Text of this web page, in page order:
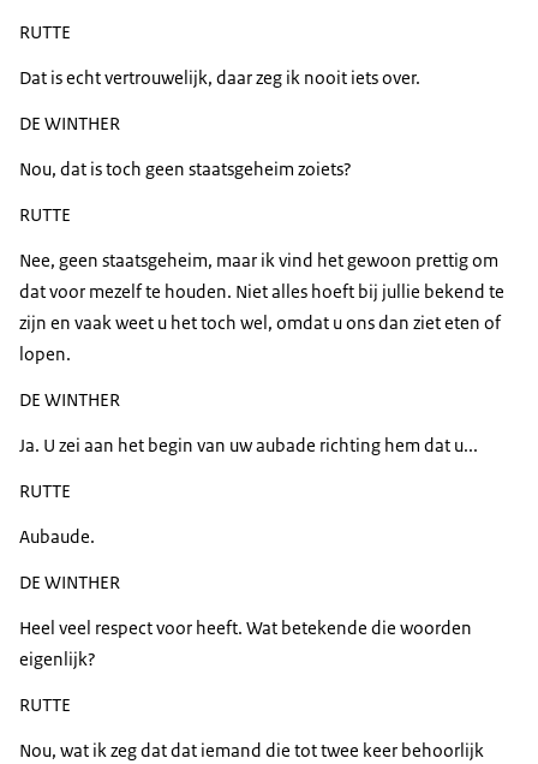
RUTTE
Dat is echt vertrouwelijk, daar zeg ik nooit iets over.
DE WINTHER
Nou, dat is toch geen staatsgeheim zoiets?
RUTTE
Nee, geen staatsgeheim, maar ik vind het gewoon prettig om
dat voor mezelf te houden. Niet alles hoeft bij jullie bekend te
zijn en vaak weet u het toch wel, omdat u ons dan ziet eten of
lopen.
DE WINTHER
Ja. U zei aan het begin van uw aubade richting hem dat u...
RUTTE
Aubaude.
DE WINTHER
Heel veel respect voor heeft. Wat betekende die woorden
eigenlijk?
RUTTE
Nou, wat ik zeg dat dat iemand die tot twee keer behoorlijk